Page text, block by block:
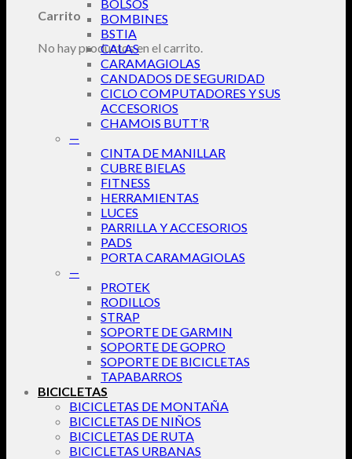
Carrito
No hay productos en el carrito.
BOLSOS
BOMBINES
BSTIA
CALAS
CARAMAGIOLAS
CANDADOS DE SEGURIDAD
CICLO COMPUTADORES Y SUS
ACCESORIOS
CHAMOIS BUTT’R
—
CINTA DE MANILLAR
CUBRE BIELAS
FITNESS
HERRAMIENTAS
LUCES
PARRILLA Y ACCESORIOS
PADS
PORTA CARAMAGIOLAS
—
PROTEK
RODILLOS
STRAP
SOPORTE DE GARMIN
SOPORTE DE GOPRO
SOPORTE DE BICICLETAS
TAPABARROS
BICICLETAS
BICICLETAS DE MONTAÑA
BICICLETAS DE NIÑOS
BICICLETAS DE RUTA
BICICLETAS URBANAS